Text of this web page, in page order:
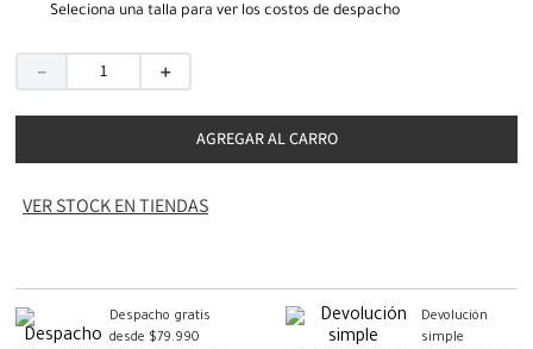
Seleciona una talla para ver los costos de despacho
＋
－
AGREGAR AL CARRO
VER STOCK EN TIENDAS
Despacho gratis
desde $79.990
Devolución
simple